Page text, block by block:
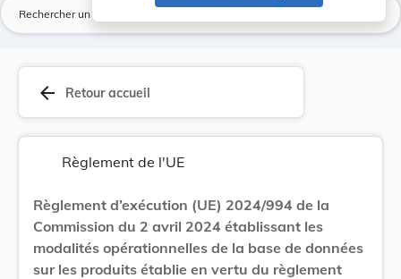
arrow_back Retour accueil
Règlement de l'UE
Règlement d’exécution (UE) 2024/994 de la
Commission du 2 avril 2024 établissant les
modalités opérationnelles de la base de données
sur les produits établie en vertu du règlement